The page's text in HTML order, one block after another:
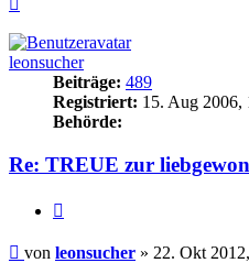
leonsucher
Beiträge: 489
Registriert: 15. Aug 2006,
Behörde:
Re: TREUE zur
Beitrag
von leonsucher » 22. Okt